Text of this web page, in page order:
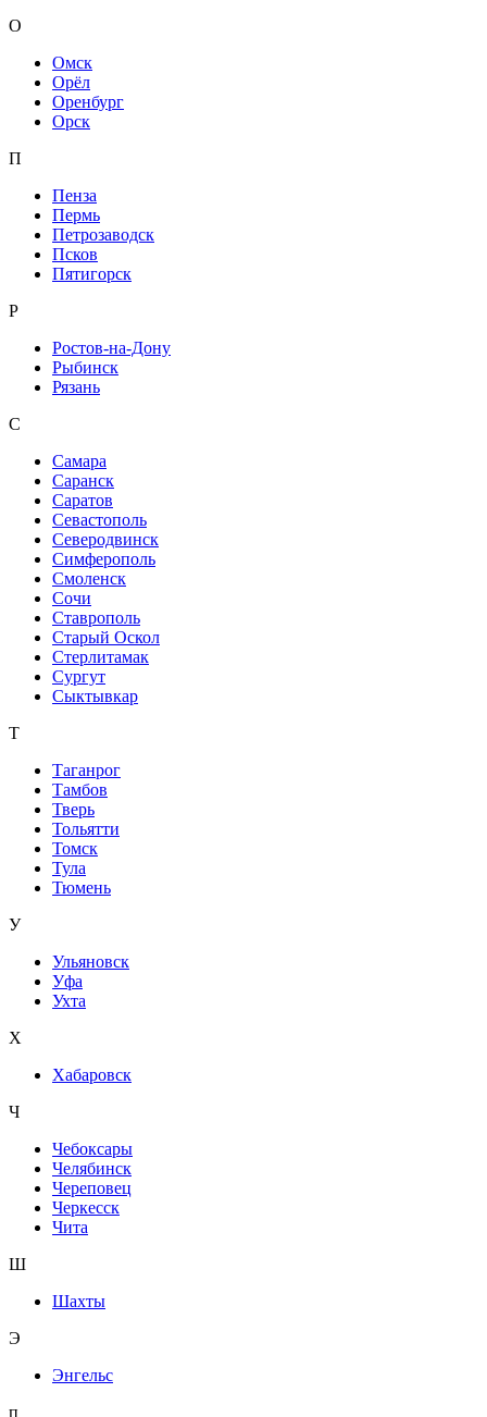
О
Омск
Орёл
Оренбург
Орск
П
Пенза
Пермь
Петрозаводск
Псков
Пятигорск
Р
Ростов-на-Дону
Рыбинск
Рязань
С
Самара
Саранск
Саратов
Севастополь
Северодвинск
Симферополь
Смоленск
Сочи
Ставрополь
Старый Оскол
Стерлитамак
Сургут
Сыктывкар
Т
Таганрог
Тамбов
Тверь
Тольятти
Томск
Тула
Тюмень
У
Ульяновск
Уфа
Ухта
Х
Хабаровск
Ч
Чебоксары
Челябинск
Череповец
Черкесск
Чита
Ш
Шахты
Э
Энгельс
п